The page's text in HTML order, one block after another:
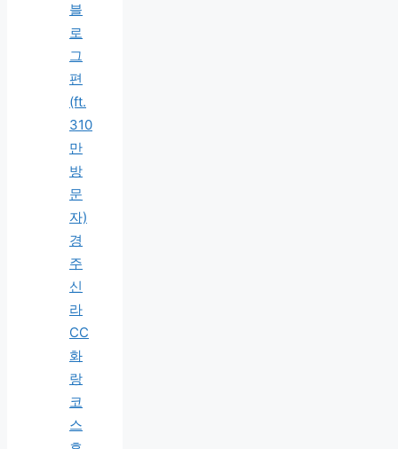
블
로
그
편
(ft.
310
만
방
문
자)
경
주
신
라
CC
화
랑
코
스